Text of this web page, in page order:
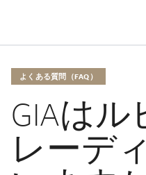
よくある質問（FAQ）
GIAは
レーデ